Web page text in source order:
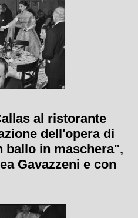
al ristorante
dell'opera di
ballo in maschera",
Gavazzeni e con
la stagione
alla Scala